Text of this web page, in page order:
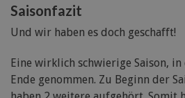
Saisonfazit
Und wir haben es doch geschafft!
Eine wirklich schwierige Saison,
Ende genommen. Zu Beginn der